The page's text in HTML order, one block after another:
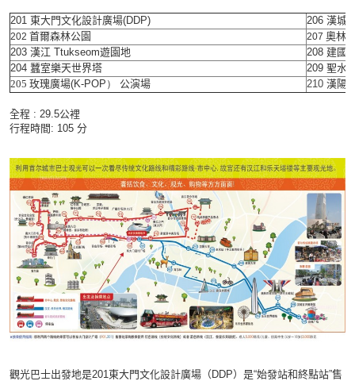
201 東大門文化設計廣場(DDP) 206 漢城
202 首爾森林公園 207 奧林
203 漢江 Ttukseom遊園地 208 建國
204 蠶室樂天世界塔 209 聖水
205 玫瑰廣場(K-POP） 公演場 210 漢陽
全程 : 29.5公裡
行程時間: 105 分
觀光巴士出發地是201東大門文化設計廣場（DDP）是“始發站和終點站”售